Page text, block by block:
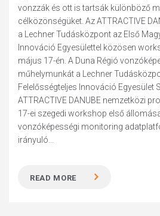
vonzzák és ott is tartsák különböző
célközönségüket. Az ATTRACTIVE
a Lechner Tudásközpont az Első
Innováció Egyesülettel közösen
május 17-én. A Duna Régió
műhelymunkát a Lechner
Felelősségteljes Innováció Egyesület
ATTRACTIVE DANUBE nemzetközi
17-ei szegedi workshop első
vonzóképességi monitoring
irányuló...
READ MORE